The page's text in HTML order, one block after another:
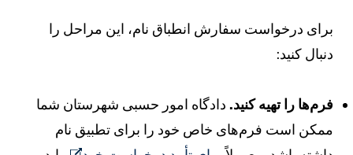
برای درخواست سفارش انطباق نام، این مراحل را
دنبال کنید:
فرم‌ها را تهیه کنید.دادگاه امور حسبی شهرستان شما
ممکن است فرم‌های خاص خود را برای تطبیق نام